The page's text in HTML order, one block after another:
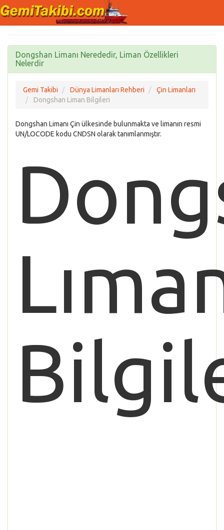
Dongshan Limanı Nerededir, Liman Özellikleri
Nelerdir
Gemi Takibi Dünya Limanları Rehberi
Çin Limanları
Dongshan Liman Bilgileri
Dongshan Limanı Çin ülkesinde bulunmakta ve limanın resmi
UN/LOCODE kodu CNDSN olarak tanımlanmıştır.